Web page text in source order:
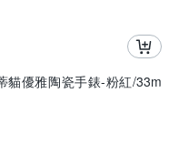
貓優雅陶瓷手錶-粉紅/33m